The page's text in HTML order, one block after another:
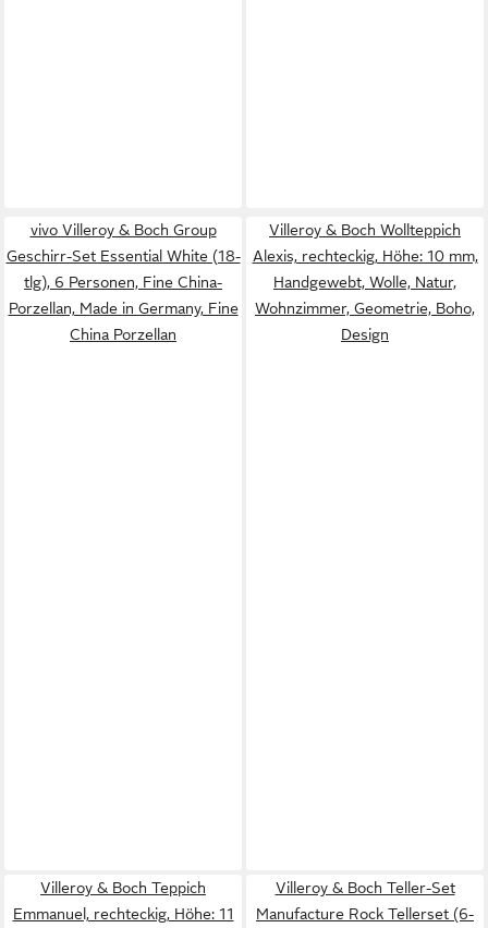
vivo Villeroy & Boch Group
Geschirr-Set Essential White (18-
tlg), 6 Personen, Fine China-
Porzellan, Made in Germany, Fine
China Porzellan
Villeroy & Boch Wollteppich
Alexis, rechteckig, Höhe: 10 mm,
Handgewebt, Wolle, Natur,
Wohnzimmer, Geometrie, Boho,
Design
Villeroy & Boch Teppich
Emmanuel, rechteckig, Höhe: 11
Villeroy & Boch Teller-Set
Manufacture Rock Tellerset (6-